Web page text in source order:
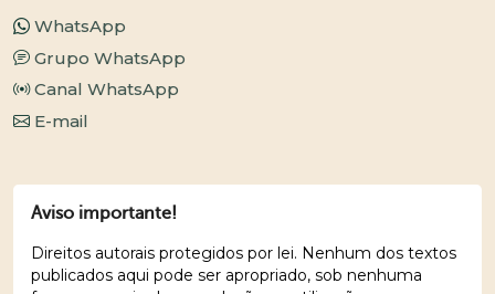
WhatsApp
Grupo WhatsApp
Canal WhatsApp
E-mail
Aviso importante!
Direitos autorais protegidos por lei. Nenhum dos textos
publicados aqui pode ser apropriado, sob nenhuma